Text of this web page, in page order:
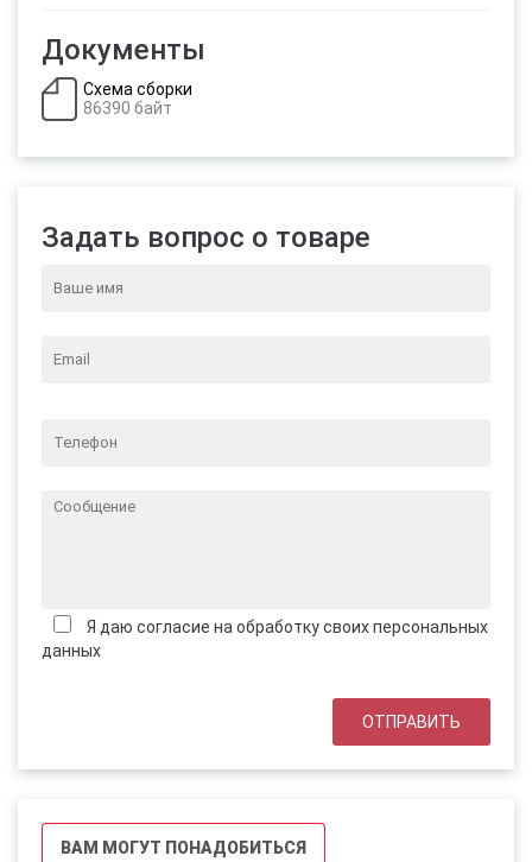
Документы
Схема сборки
86390 байт
Задать вопрос о товаре
Я даю согласие на обработку своих персональных
данных
ВАМ МОГУТ ПОНАДОБИТЬСЯ